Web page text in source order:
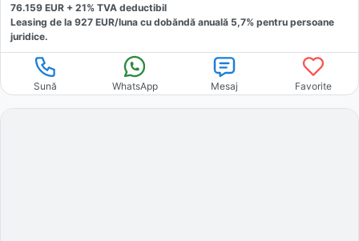
76.159 EUR + 21% TVA deductibil
Leasing de la 927 EUR/luna cu dobăndă anuală 5,7% pentru persoane
juridice.
Sună WhatsApp Mesaj Favorite